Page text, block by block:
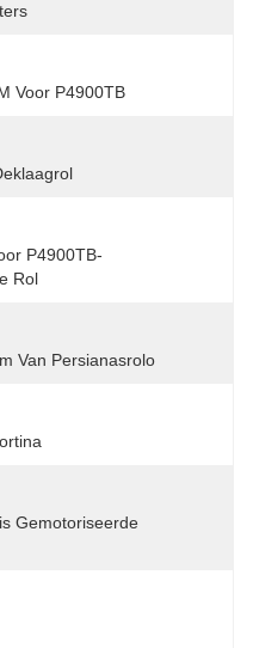
Voor P4900TB
P4900TB-
Rol
Van Persianasrolo
Gemotoriseerde